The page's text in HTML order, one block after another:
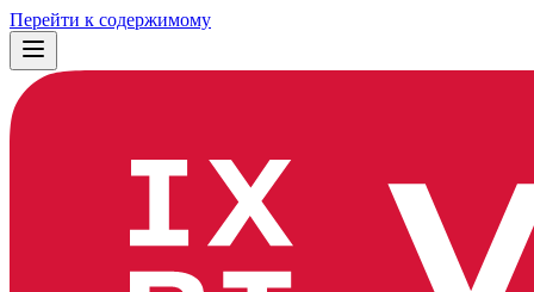
Перейти к содержимому